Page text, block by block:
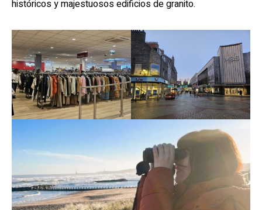
históricos y majestuosos edificios de granito.